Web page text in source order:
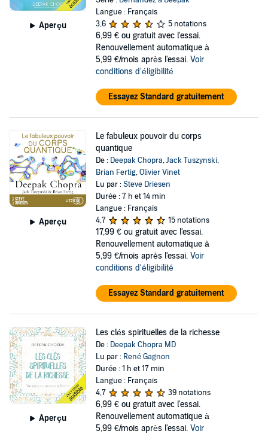
Aperçu
Langue : Français
3,6
5 notations
6,99 € ou gratuit avec l'essai.
Renouvellement automatique à
5,99 €/mois après l'essai. Voir
conditions d'éligibilité
Essayez Standard gratuitement
Aperçu
Le fabuleux pouvoir du corps
quantique
De : Deepak Chopra,Jack Tuszynski,
Brian Fertig,Olivier Vinet
Lu par :Steve Driesen
Durée : 7 h et 14 min
Langue : Français
4,7
15 notations
17,99 € ou gratuit avec l'essai.
Renouvellement automatique à
5,99 €/mois après l'essai. Voir
conditions d'éligibilité
Essayez Standard gratuitement
Aperçu
Les clés spirituelles de la richesse
De : Deepak Chopra MD
Lu par : René Gagnon
Durée : 1 h et 17 min
Langue : Français
4,7
39 notations
6,99 € ou gratuit avec l'essai.
Renouvellement automatique à
5,99 €/mois après l'essai. Voir